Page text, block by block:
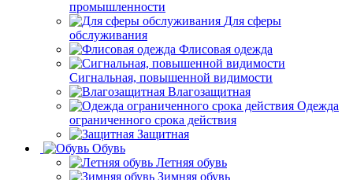
промышленности
Для сферы
обслуживания
Флисовая одежда
Сигнальная, повышенной видимости
Влагозащитная
Одежда
ограниченного срока действия
Защитная
Обувь
Летняя обувь
Зимняя обувь